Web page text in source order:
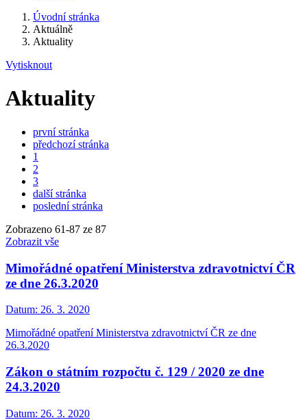
Úvodní stránka
Aktuálně
Aktuality
Vytisknout
Aktuality
první stránka
předchozí stránka
1
2
3
další stránka
poslední stránka
Zobrazeno 61-87 ze 87
Zobrazit vše
Mimořádné opatření Ministerstva zdravotnictví ČR
ze dne 26.3.2020
Datum: 26. 3. 2020
Mimořádné opatření Ministerstva zdravotnictví ČR ze dne
26.3.2020
Zákon o státním rozpočtu č. 129 / 2020 ze dne
24.3.2020
Datum: 26. 3. 2020